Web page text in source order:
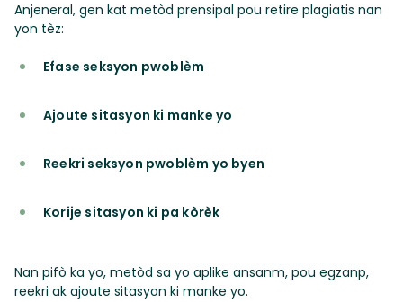
Anjeneral, gen kat metòd prensipal pou retire plagiatis nan
yon tèz:
Efase seksyon pwoblèm
Ajoute sitasyon ki manke yo
Reekri seksyon pwoblèm yo byen
Korije sitasyon ki pa kòrèk
Nan pifò ka yo, metòd sa yo aplike ansanm, pou egzanp,
reekri ak ajoute sitasyon ki manke yo.